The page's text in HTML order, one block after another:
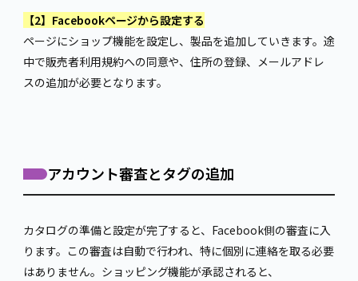
【2】Facebookページから設定する
ページにショップ機能を設定し、製品を追加していきます。途
中で販売者利用規約への同意や、住所の登録、メールアドレ
スの追加が必要となります。
アカウント審査とタグの追加
カタログの準備と設定が完了すると、Facebook側の審査に入
ります。この審査は自動で行われ、特に個別に連絡を取る必要
はありません。ショッピング機能が承認されると、